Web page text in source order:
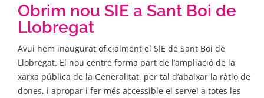
Obrim nou SIE a Sant Boi de
Llobregat
Avui hem inaugurat oficialment el SIE de Sant Boi de
Llobregat. El nou centre forma part de l’ampliació de la
xarxa pública de la Generalitat, per tal d’abaixar la ràtio de
dones, i apropar i fer més accessible el servei a totes les